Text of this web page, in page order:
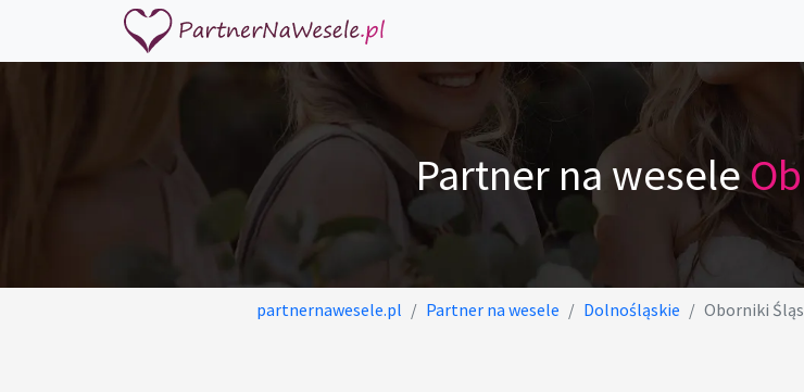
Partner na wesele
partnernawesele.pl Partner na wesele Dolnośląskie Oborniki